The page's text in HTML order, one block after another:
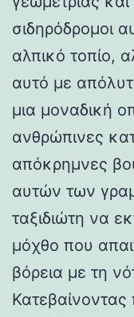
σιδηρόδρομοι
αλπικό τοπίο,
αυτό με
μια μοναδική
ανθρώπινες
απόκρημνες
αυτών των
ταξιδιώτη να
μόχθο που
βόρεια με τη
Κατεβαίνοντας